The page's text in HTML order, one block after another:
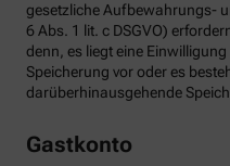
gesetzliche Aufbewahrungs-
6 Abs. 1 lit. c DSGVO)
denn, es liegt eine
Speicherung vor oder es
darüberhinausgehende
Gastkonto